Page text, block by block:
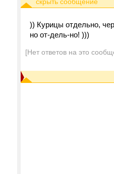
)) Курицы отдельно,
но от-дель-но! )))
[Нет ответов на это